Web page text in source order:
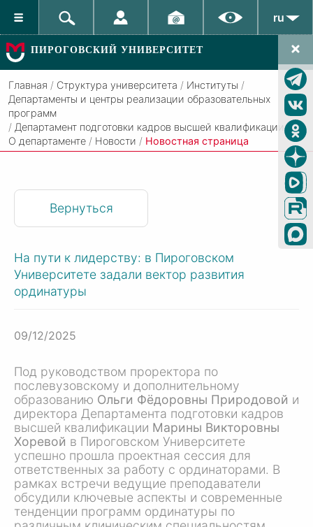
ru
ПИРОГОВСКИЙ УНИВЕРСИТЕТ
Главная / Структура университета / Институты /
Департаменты и центры реализации образовательных
программ
/ Департамент подготовки кадров высшей квалификации
/
О департаменте / Новости / Новостная страница
На пути к лидерству: в Пироговском
Университете задали вектор развития
ординатуры
09/12/2025
Под руководством проректора по
послевузовскому и дополнительному
образованию Ольги Фёдоровны Природовой и
директора Департамента подготовки кадров
высшей квалификации Марины Викторовны
Хоревой в Пироговском Университете
успешно прошла проектная сессия для
ответственных за работу с ординаторами. В
рамках встречи ведущие преподаватели
обсудили ключевые аспекты и современные
тенденции программ ординатуры по
Вернуться